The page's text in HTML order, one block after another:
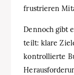
frustrieren
Dennoch gibt
teilt: klare
kontrollierte